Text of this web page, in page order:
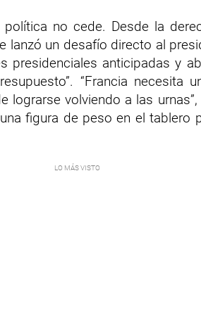
no cede. Desde la
lanzó un desafío directo al
presidenciales anticipadas y
“Francia necesita
lograrse volviendo a las
figura de peso en el tablero